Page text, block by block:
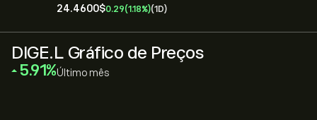
24.4600‎$‎0.29(1.18%)(1D)
DIGE.L Gráfico de Preços
‎5.91‎ Último mês